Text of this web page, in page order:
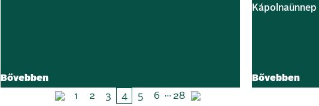
Bővebben
Bővebben
1
2 3 4 5 6 … 28